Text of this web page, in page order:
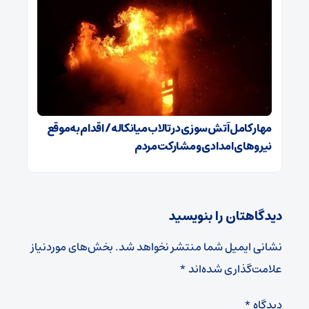
مهار کامل آتش‌سوزی در تالاب میانکاله / اقدام به‌موقع
نیروهای امدادی و مشارکت مردم
دیدگاهتان را بنویسید
نشانی ایمیل شما منتشر نخواهد شد.بخش‌های موردنیاز
علامت‌گذاری شده‌اند*
دیدگاه*